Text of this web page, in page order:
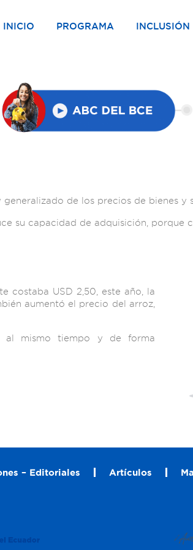
INICIO PROGRAMA
de los precios de bienes
su capacidad de adquisición,
costaba USD 2,50, este año, la
aumentó el precio del arroz,
al mismo tiempo y de forma
– Editoriales Artículos